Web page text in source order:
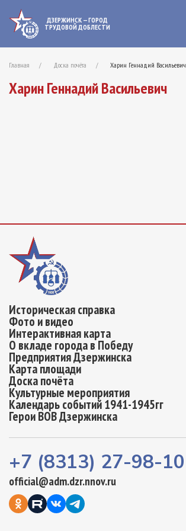
ДЗЕРЖИНСК — ГОРОД
ТРУДОВОЙ ДОБЛЕСТИ
Главная Доска почёта Харин Геннадий Васильевич
Харин Геннадий Васильевич
Историческая справка
Фото и видео
Интерактивная карта
О вкладе города в Победу
Предприятия Дзержинска
Карта площади
Доска почёта
Культурные мероприятия
Календарь событий 1941-1945гг
Герои ВОВ Дзержинска
+7 (8313) 27-98-10
official@adm.dzr.nnov.ru